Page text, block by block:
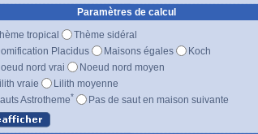
Paramètres de calcul
tropical
Thème sidéral
Placidus
Maisons égales
Koch
nord vrai
Noeud nord moyen
vraie
Lilith moyenne
Astrotheme* Pas de saut en maison suivante